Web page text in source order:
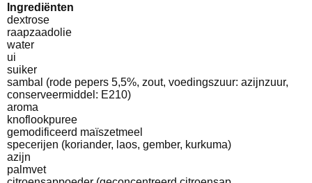
Ingrediënten
dextrose
raapzaadolie
water
ui
suiker
sambal (rode pepers 5,5%, zout, voedingszuur: azijnzuur,
conserveermiddel: E210)
aroma
knoflookpuree
gemodificeerd maïszetmeel
specerijen (koriander, laos, gember, kurkuma)
azijn
palmvet